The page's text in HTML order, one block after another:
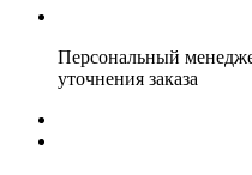
Персональный
уточнения заказа